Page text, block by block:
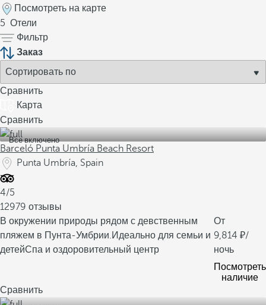
Посмотреть на карте
5 Отели
Фильтр
Заказ
Сравнить
Карта
Сравнить
Все включено
Barceló Punta Umbría Beach Resort
Punta Umbría, Spain
4/5
12979 отзывы
В окружении природы рядом с девственным
пляжем в Пунта-Умбрии.Идеально для семьи и
детейСпа и оздоровительный центр
От
9,814
/
ночь
Посмотреть
наличие
Сравнить